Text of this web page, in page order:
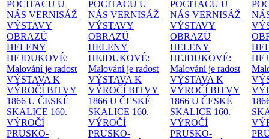
POČÍTAČŮ U
NÁS VERNISÁŽ
VÝSTAVY
OBRAZŮ
HELENY
HEJDUKOVÉ:
Malování je radost
VÝSTAVA K
VÝROČÍ BITVY
1866 U ČESKÉ
SKALICE 160.
VÝROČÍ
PRUSKO-
POČÍTAČŮ U
NÁS VERNISÁŽ
VÝSTAVY
OBRAZŮ
HELENY
HEJDUKOVÉ:
Malování je radost
VÝSTAVA K
VÝROČÍ BITVY
1866 U ČESKÉ
SKALICE 160.
VÝROČÍ
PRUSKO-
POČÍTAČŮ U
NÁS VERNISÁŽ
VÝSTAVY
OBRAZŮ
HELENY
HEJDUKOVÉ:
Malování je radost
VÝSTAVA K
VÝROČÍ BITVY
1866 U ČESKÉ
SKALICE 160.
VÝROČÍ
PRUSKO-